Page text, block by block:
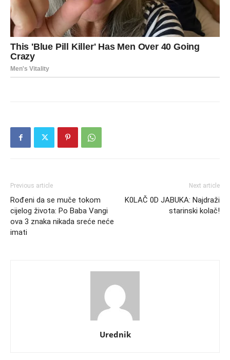
Previous article
Rođeni da se muče tokom
cijelog života: Po Baba Vangi
ova 3 znaka nikada sreće neće
imati
Next article
K0LAČ 0D JABUKA: Najdraži
starinski kolač!
Urednik